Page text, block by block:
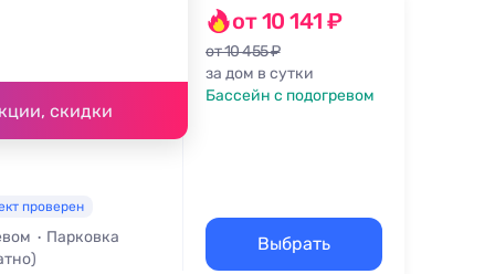
скидки
Сначала дешевле
Сначала дороже
Ближе к
подъёмнику
проверен
Парковка
от 10 141 ₽
от 10 455 ₽
за дом в сутки
Бассейн с подогревом
Выбрать